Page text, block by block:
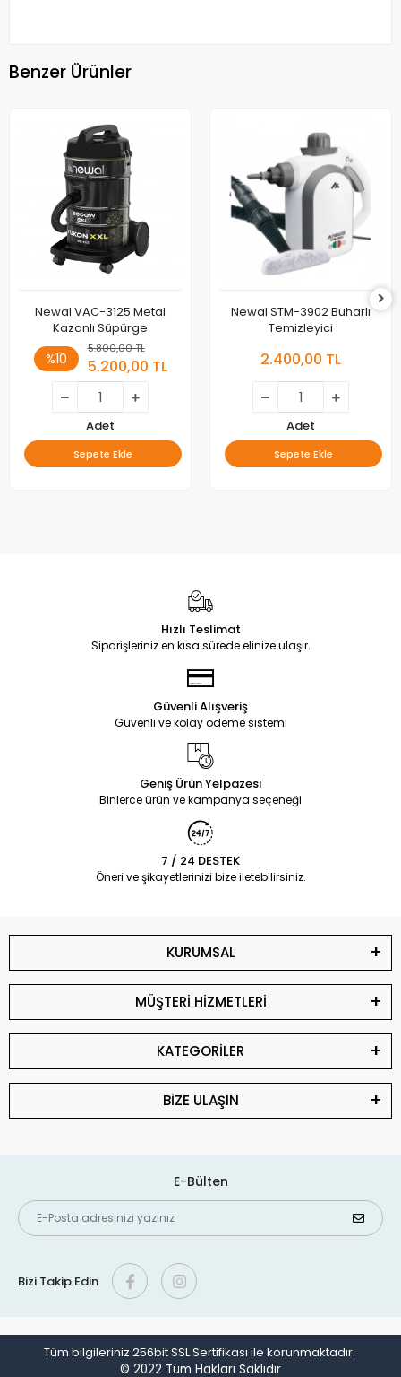
Benzer Ürünler
Newal VAC-3125 Metal
Kazanlı Süpürge
%10
5.800,00 TL
5.200,00 TL
Adet
Sepete Ekle
Newal STM-3902 Buharlı
Temizleyici
2.400,00 TL
Adet
Sepete Ekle
Hızlı Teslimat
Siparişleriniz en kısa sürede elinize ulaşır.
Güvenli Alışveriş
Güvenli ve kolay ödeme sistemi
Geniş Ürün Yelpazesi
Binlerce ürün ve kampanya seçeneği
7 / 24 DESTEK
Öneri ve şikayetlerinizi bize iletebilirsiniz.
KURUMSAL
MÜŞTERİ HİZMETLERİ
KATEGORİLER
BİZE ULAŞIN
E-Bülten
Bizi Takip Edin
Tüm bilgileriniz 256bit SSL Sertifikası ile korunmaktadır.
© 2022 Tüm Hakları Saklıdır